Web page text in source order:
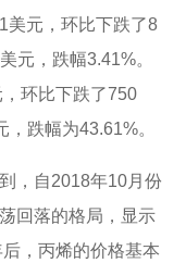
美元，环比下跌了8
元，跌幅3.41%。
环比下跌了750
跌幅为43.61%。
，自2018年10月份
回落的格局，显示
，丙烯的价格基本